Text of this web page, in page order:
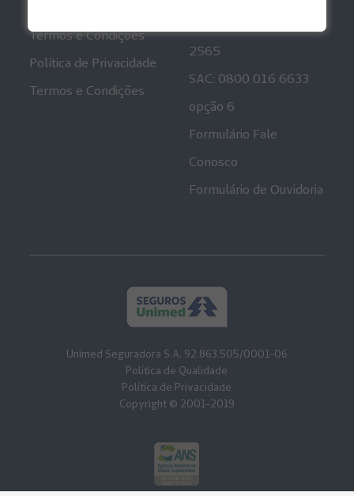
Termos e Condições
Política de Privacidade
Termos e Condições
2565
SAC: 0800 016 6633
opção 6
Formulário Fale
Conosco
Formulário de Ouvidoria
Unimed Seguradora S.A. 92.863.505/0001-06
Política de Qualidade
Política de Privacidade
Copyright © 2001-2019